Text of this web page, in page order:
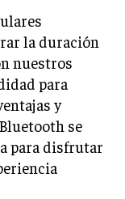
la duración
nuestros
para
y
se
para disfrutar